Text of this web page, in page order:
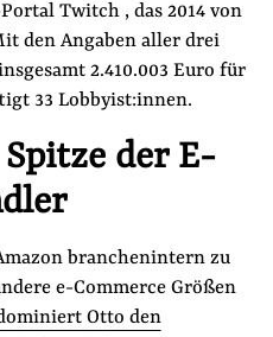
Twitch , das 2014 von
den Angaben aller drei
2.410.003 Euro für
33 Lobbyist:innen.
der E-
branchenintern zu
e-Commerce Größen
Otto den